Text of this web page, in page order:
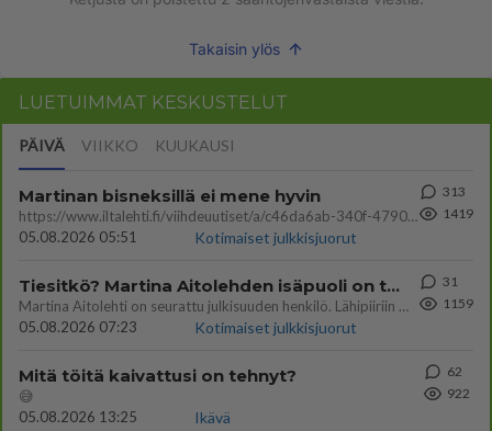
Takaisin ylös
LUETUIMMAT KESKUSTELUT
PÄIVÄ VIIKKO KUUKAUSI
Martinan bisneksillä ei mene hyvin
https://www.iltalehti.fi/viihdeuutiset/a/c46da6ab-340f-4790-aaa7-0865eed2336 Yrityksen konkurssihakemus on tullut kärä
05.08.2026 05:51
Kotimaiset julkkisjuorut
313
1419
Tiesitkö? Martina Aitolehden isäpuoli on tämä suosittu laulaja
Martina Aitolehti on seurattu julkisuuden henkilö. Lähipiiriin mahtuu muitakin tunnettuja henkilöitä. Tiesitkö, että Ma
05.08.2026 07:23
Kotimaiset julkkisjuorut
31
1159
Mitä töitä kaivattusi on tehnyt?
😅
05.08.2026 13:25
Ikävä
62
922